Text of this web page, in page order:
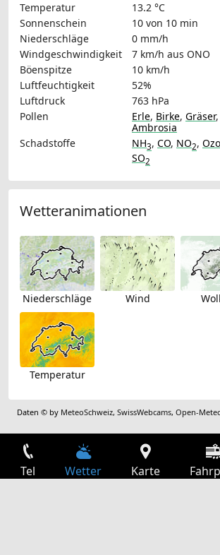
Temperatur
13.2 °C
Sonnenschein
10 von 10 min
Niederschläge
0 mm/h
Windgeschwindigkeit
7 km/h aus ONO
Böenspitze
10 km/h
Luftfeuchtigkeit
52%
Luftdruck
763 hPa
Pollen
Erle, Birke, Gräser,
Ambrosia
Schadstoffe
NH3, CO, NO2,
SO2
Wetteranimationen
Niederschläge Wind
Temperatur
Daten © by MeteoSchweiz,SwissWebcams,Open-
Tel Wetter Karte